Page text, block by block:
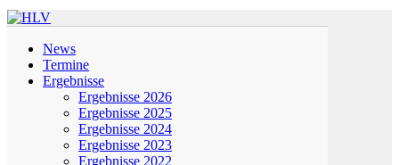
News
Termine
Ergebnisse
Ergebnisse 2026
Ergebnisse 2025
Ergebnisse 2024
Ergebnisse 2023
Ergebnisse 2022